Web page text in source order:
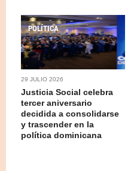
POLÍTICA
29 JULIO 2026
Justicia Social celebra
tercer aniversario
decidida a consolidarse
y trascender en la
política dominicana